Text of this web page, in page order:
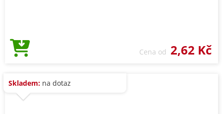
Cena od 2,62 Kč
Skladem: na dotaz